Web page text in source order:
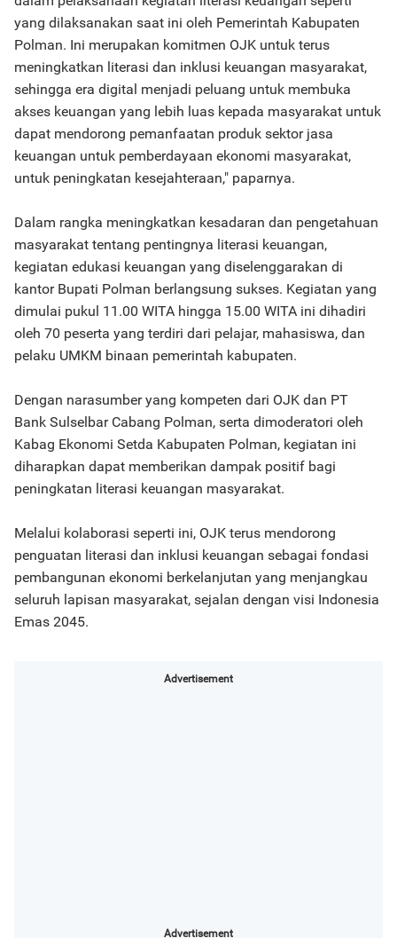
yang dilaksanakan saat ini oleh Pemerintah Kabupaten
Polman. Ini merupakan komitmen OJK untuk terus
meningkatkan literasi dan inklusi keuangan masyarakat,
sehingga era digital menjadi peluang untuk membuka
akses keuangan yang lebih luas kepada masyarakat untuk
dapat mendorong pemanfaatan produk sektor jasa
keuangan untuk pemberdayaan ekonomi masyarakat,
untuk peningkatan kesejahteraan," paparnya.
Dalam rangka meningkatkan kesadaran dan pengetahuan
masyarakat tentang pentingnya literasi keuangan,
kegiatan edukasi keuangan yang diselenggarakan di
kantor Bupati Polman berlangsung sukses. Kegiatan yang
dimulai pukul 11.00 WITA hingga 15.00 WITA ini dihadiri
oleh 70 peserta yang terdiri dari pelajar, mahasiswa, dan
pelaku UMKM binaan pemerintah kabupaten.
Dengan narasumber yang kompeten dari OJK dan PT
Bank Sulselbar Cabang Polman, serta dimoderatori oleh
Kabag Ekonomi Setda Kabupaten Polman, kegiatan ini
diharapkan dapat memberikan dampak positif bagi
peningkatan literasi keuangan masyarakat.
Melalui kolaborasi seperti ini, OJK terus mendorong
penguatan literasi dan inklusi keuangan sebagai fondasi
pembangunan ekonomi berkelanjutan yang menjangkau
seluruh lapisan masyarakat, sejalan dengan visi Indonesia
Emas 2045.
Advertisement
Advertisement